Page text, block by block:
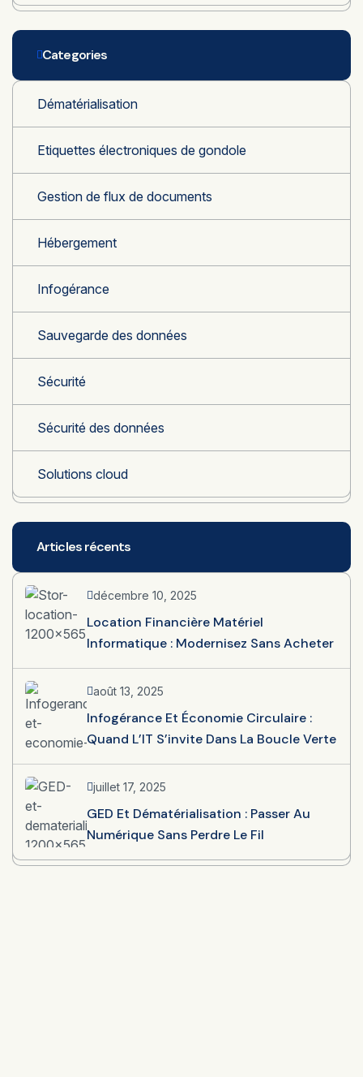
Categories
Dématérialisation
Etiquettes électroniques de gondole
Gestion de flux de documents
Hébergement
Infogérance
Sauvegarde des données
Sécurité
Sécurité des données
Solutions cloud
Articles récents
décembre 10, 2025
Location Financière Matériel
Informatique : Modernisez Sans Acheter
août 13, 2025
Infogérance Et Économie Circulaire :
Quand L’IT S’invite Dans La Boucle Verte
juillet 17, 2025
GED Et Dématérialisation : Passer Au
Numérique Sans Perdre Le Fil